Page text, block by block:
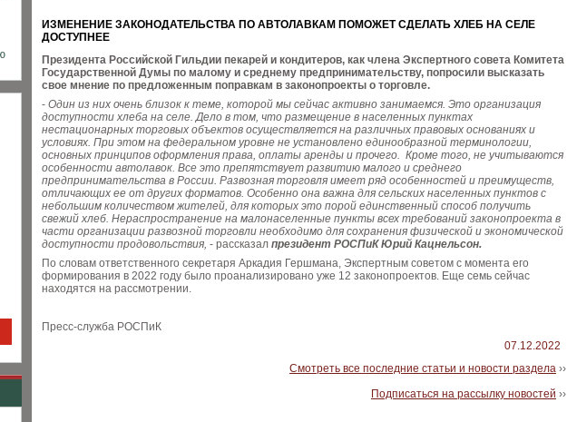
ИЗМЕНЕНИЕ ЗАКОНОДАТЕЛЬСТВА ПО АВТОЛАВКАМ ПОМОЖЕТ СДЕЛАТЬ ХЛЕБ НА СЕЛЕ
ДОСТУПНЕЕ
Президента Российской Гильдии пекарей и кондитеров, как члена Экспертного совета Комитета
Государственной Думы по малому и среднему предпринимательству, попросили высказать
свое мнение по предложенным поправкам в законопроекты о торговле.
- Один из них очень близок к теме, которой мы сейчас активно занимаемся. Это организация
доступности хлеба на селе. Дело в том, что размещение в населенных пунктах
нестационарных торговых объектов осуществляется на различных правовых основаниях и
условиях. При этом на федеральном уровне не установлено единообразной терминологии,
основных принципов оформления права, оплаты аренды и прочего. Кроме того, не учитываются
особенности автолавок. Все это препятствует развитию малого и среднего
предпринимательства в России. Развозная торговля имеет ряд особенностей и преимуществ,
отличающих ее от других форматов. Особенно она важна для сельских населенных пунктов с
небольшим количеством жителей, для которых это порой единственный способ получить
свежий хлеб. Нераспространение на малонаселенные пункты всех требований законопроекта в
части организации развозной торговли необходимо для сохранения физической и экономической
доступности продовольствия, - рассказал президент РОСПиК Юрий Кацнельсон.
По словам ответственного секретаря Аркадия Гершмана, Экспертным советом с момента его
формирования в 2022 году было проанализировано уже 12 законопроектов. Еще семь сейчас
находятся на рассмотрении.
Пресс-служба РОСПиК
07.12.2022
Смотреть все последние статьи и новости раздела ››
Подписаться на рассылку новостей ››